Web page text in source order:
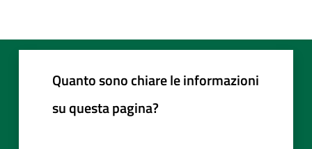
Quanto sono chiare le informazioni
su questa pagina?